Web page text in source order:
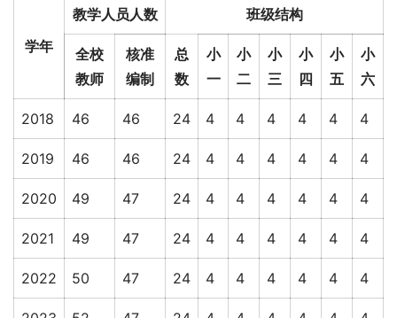
学年
教学人员人数 班级结构
全校
教师
核准
编制
总
数
小
一
小
二
小
三
小
四
小
五
小
六
2018 46 46 24 4 4 4 4 4 4
2019 46 46 24 4 4 4 4 4 4
2020 49 47 24 4 4 4 4 4 4
2021 49 47 24 4 4 4 4 4 4
2022 50 47 24 4 4 4 4 4 4